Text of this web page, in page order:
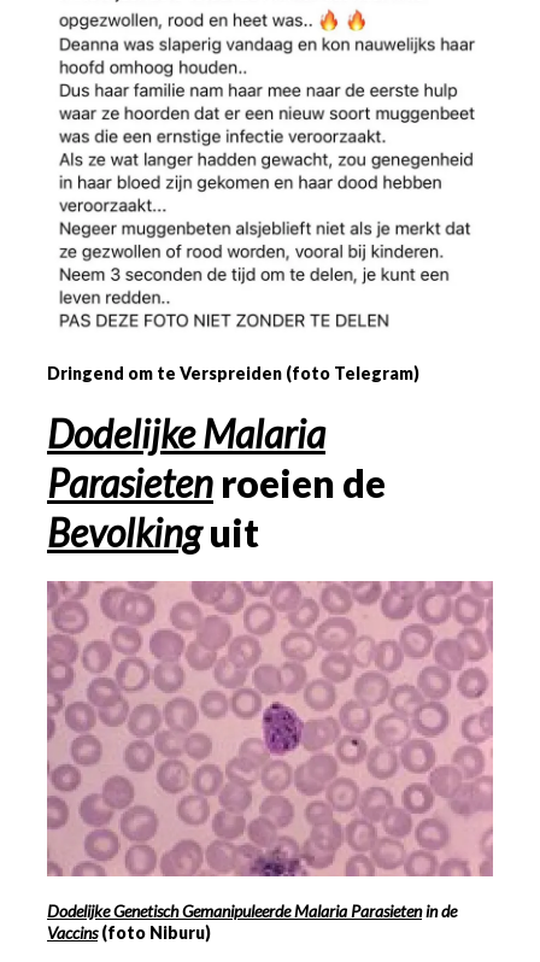
Dringend om te Verspreiden (foto Telegram)
Dodelijke Malaria
Parasieten roeien de
Bevolkinguit
Dodelijke Genetisch Gemanipuleerde Malaria Parasietenin de
Vaccins (foto Niburu)